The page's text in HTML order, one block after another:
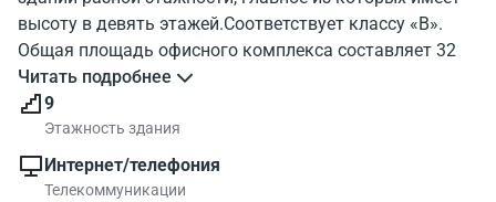
высоту в девять этажей.Соответствует классу «В».
Общая площадь офисного комплекса составляет 32
000 квадратных метров. Адрес центра: г. Москва, ВАО,
ул. Б. Семеновская, д. 40.
БП «Агат» имеет неплохую транспортную
доступность,ведь поблизости проходят крупные
городские магистрали – ТТК, Большая Черкизовская
Читать подробнее
9
Этажность здания
Интернет/телефония
Телекоммуникации